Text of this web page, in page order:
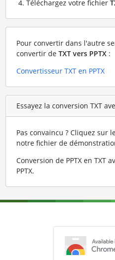
Téléchargez votre fichier
Pour convertir dans l'autre
convertir de TXT vers PPTX:
Convertisseur TXT en PPTX
Essayez la conversion TXT
Pas convaincu ? Cliquez sur
notre fichier de
Conversion de PPTX en TXT
PPTX.